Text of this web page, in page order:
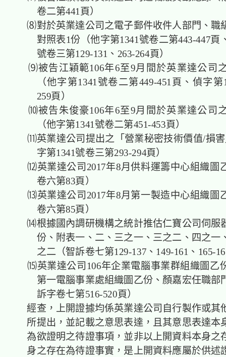
卷二第441頁）
⑻對於英業達公司之電子郵件收件人部門、職
對照表1份（他字第1341號卷二第443-447頁
號卷三第129-131、263-264頁）
⑼被告江穎範106年6至9月間於英業達公司
（他字第1341號卷二第449-451頁、偵字
259頁）
⑽被告朱俊豪106年6至9月間於英業達公司
（他字第1341號卷二第451-453頁）
⑾英業達公司提出之「營業秘密技術價值/損害
字第1341號卷三第293-294頁）
⑿英業達公司2017年8月供料運籌中心組織圖
卷六第83頁）
⒀英業達公司2017年8月第一製造中心組織圖
卷六第85頁）
⒁根據國內調研機構之統計推估仁寶公司伺服
份、附表一、二、三之一、三之二、四之一
之二（智訴卷七第129-137、149-161、165-
⒂英業達公司106年企業電腦事業群組織圖乙
第一電腦事業處組織圖乙份、顏嘉宏任職部
訴字卷七第516-520頁）
經查，上開證據均係英業達公司自行製作或其
所提出，並記載之意思表達，且其意思表達本
為欲證明之待證事項，並非以上開資料本身之
身之存在為待證事實，是上開資料應屬於供述